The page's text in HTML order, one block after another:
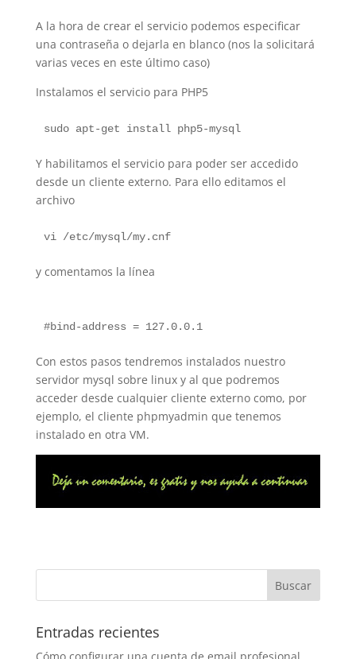
A la hora de crear el servicio podemos especificar
una contraseña o dejarla en blanco (nos la solicitará
varias veces en este último caso)
Instalamos el servicio para PHP5
sudo apt-get install php5-mysql
Y habilitamos el servicio para poder ser accedido
desde un cliente externo. Para ello editamos el
archivo
vi /etc/mysql/my.cnf
y comentamos la línea
#bind-address = 127.0.0.1
Con estos pasos tendremos instalados nuestro
servidor mysql sobre linux y al que podremos
acceder desde cualquier cliente externo como, por
ejemplo, el cliente phpmyadmin que tenemos
instalado en otra VM.
Entradas recientes